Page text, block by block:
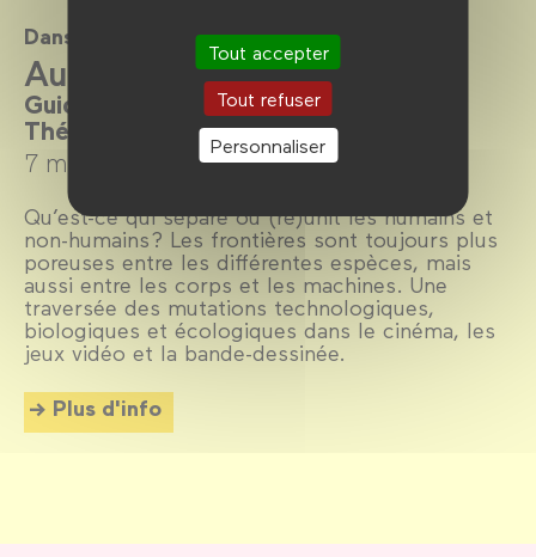
Tout accepter
Tout refuser
Personnaliser
Dans le cadre de
Aux frontières de l'humain
Guide de survie au XXIe siècle.
Thématique, du 7 mai au 6 juillet 2025
7 mai →
6 juillet 2025
Qu’est-ce qui sépare ou (ré)unit les humains et
non-humains ? Les frontières sont toujours plus
poreuses entre les différentes espèces, mais
aussi entre les corps et les machines. Une
traversée des mutations technologiques,
biologiques et écologiques dans le cinéma, les
jeux vidéo et la bande-dessinée.
Plus d'info